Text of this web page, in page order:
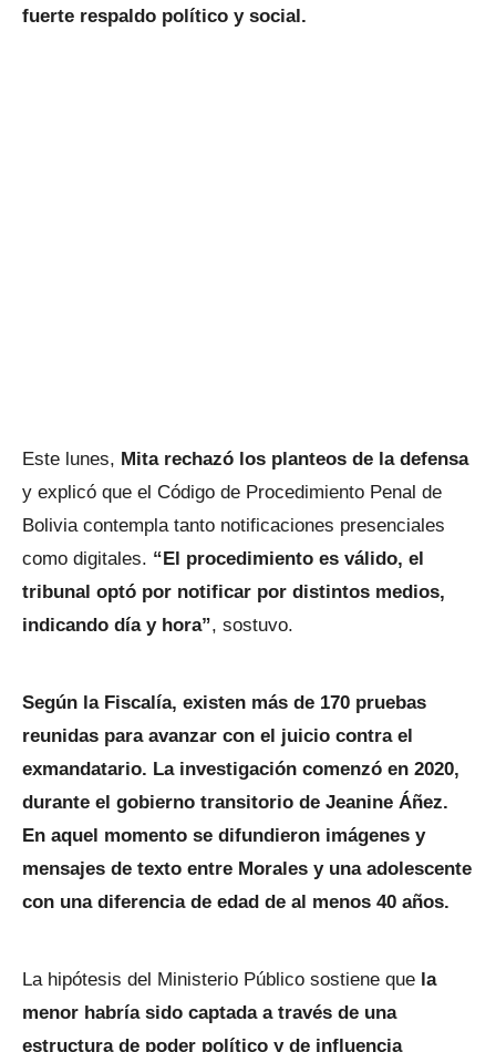
fuerte respaldo político y social.
Este lunes, Mita rechazó los planteos de la defensa
y explicó que el Código de Procedimiento Penal de
Bolivia contempla tanto notificaciones presenciales
como digitales. “El procedimiento es válido, el
tribunal optó por notificar por distintos medios,
indicando día y hora”, sostuvo.
Según la Fiscalía, existen más de 170 pruebas
reunidas para avanzar con el juicio contra el
exmandatario. La investigación comenzó en 2020,
durante el gobierno transitorio de Jeanine Áñez.
En aquel momento se difundieron imágenes y
mensajes de texto entre Morales y una adolescente
con una diferencia de edad de al menos 40 años.
La hipótesis del Ministerio Público sostiene que la
menor habría sido captada a través de una
estructura de poder político y de influencia